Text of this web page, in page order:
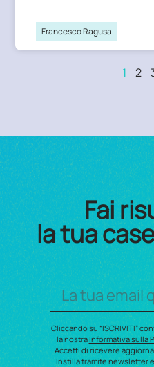
Francesco Ragusa
1 2
Fai
la tua
Cliccando su “ISCRIVITI”
la nostra Informativa sulla
Accetti di ricevere
Instilla tramite newsletter